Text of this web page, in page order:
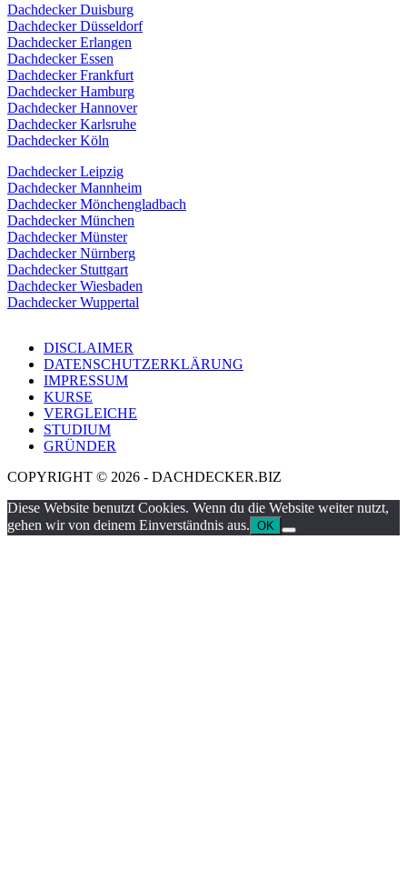
Dachdecker Duisburg
Dachdecker Düsseldorf
Dachdecker Erlangen
Dachdecker Essen
Dachdecker Frankfurt
Dachdecker Hamburg
Dachdecker Hannover
Dachdecker Karlsruhe
Dachdecker Köln
Dachdecker Leipzig
Dachdecker Mannheim
Dachdecker Mönchengladbach
Dachdecker München
Dachdecker Münster
Dachdecker Nürnberg
Dachdecker Stuttgart
Dachdecker Wiesbaden
Dachdecker Wuppertal
DISCLAIMER
DATENSCHUTZERKLÄRUNG
IMPRESSUM
KURSE
VERGLEICHE
STUDIUM
GRÜNDER
COPYRIGHT © 2026 - DACHDECKER.BIZ
Diese Website benutzt Cookies. Wenn du die Website weiter nutzt,
gehen wir von deinem Einverständnis aus. OK